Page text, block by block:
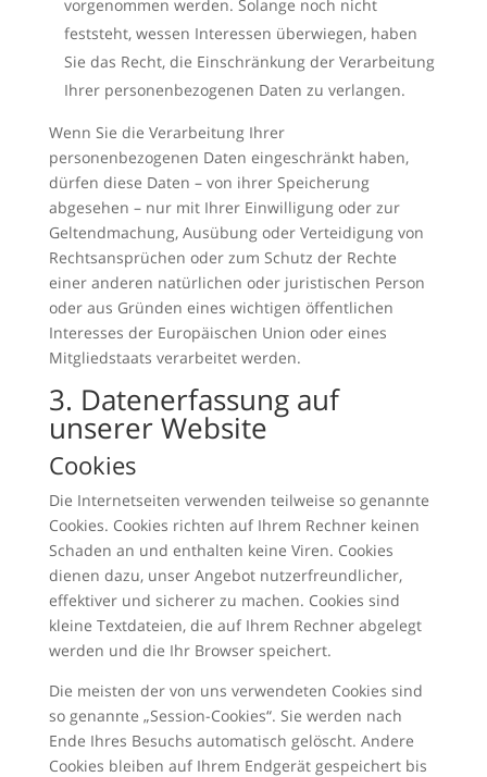
vorgenommen werden. Solange noch nicht
feststeht, wessen Interessen überwiegen, haben
Sie das Recht, die Einschränkung der Verarbeitung
Ihrer personenbezogenen Daten zu verlangen.
Wenn Sie die Verarbeitung Ihrer
personenbezogenen Daten eingeschränkt haben,
dürfen diese Daten – von ihrer Speicherung
abgesehen – nur mit Ihrer Einwilligung oder zur
Geltendmachung, Ausübung oder Verteidigung von
Rechtsansprüchen oder zum Schutz der Rechte
einer anderen natürlichen oder juristischen Person
oder aus Gründen eines wichtigen öffentlichen
Interesses der Europäischen Union oder eines
Mitgliedstaats verarbeitet werden.
3. Datenerfassung auf
unserer Website
Cookies
Die Internetseiten verwenden teilweise so genannte
Cookies. Cookies richten auf Ihrem Rechner keinen
Schaden an und enthalten keine Viren. Cookies
dienen dazu, unser Angebot nutzerfreundlicher,
effektiver und sicherer zu machen. Cookies sind
kleine Textdateien, die auf Ihrem Rechner abgelegt
werden und die Ihr Browser speichert.
Die meisten der von uns verwendeten Cookies sind
so genannte „Session-Cookies“. Sie werden nach
Ende Ihres Besuchs automatisch gelöscht. Andere
Cookies bleiben auf Ihrem Endgerät gespeichert bis